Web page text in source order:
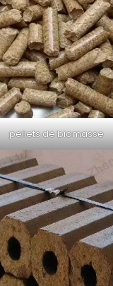
pellets de biomasse